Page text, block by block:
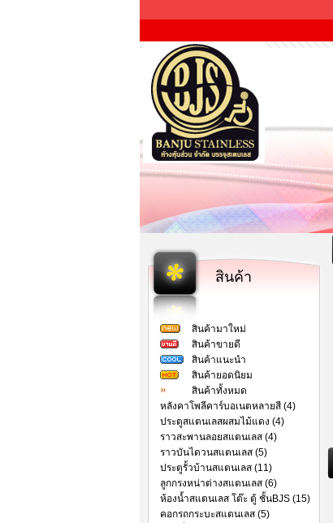
สินค้า
สินค้ามาใหม่
สินค้าขายดี
สินค้าแนะนำ
สินค้ายอดนิยม
สินค้าทั้งหมด
หลังคาโพลีคาร์บอเนตหลายสี (4)
ประตูสแตนเลสผสมไม้แดง (4)
ราวสะพานลอยสแตนเลส (4)
ราวบันไดวนสแตนเลส (5)
ประตูรั้วบ้านสแตนเลส (11)
ลูกกรงหน่าต่างสแตนเลส (6)
ห้องน้ำสแตนเลส โต๊ะ ตู้ ชั้นBJS (15)
คอกรถกระบะสแตนเลส (5)